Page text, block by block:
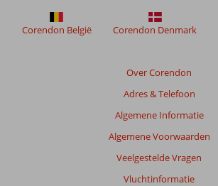
Beoordelingen
Over Corendon
Adres & Telefoon
Algemene Informatie
Algemene Voorwaarden
Veelgestelde Vragen
Vluchtinformatie
Corendon België Corendon Denmark